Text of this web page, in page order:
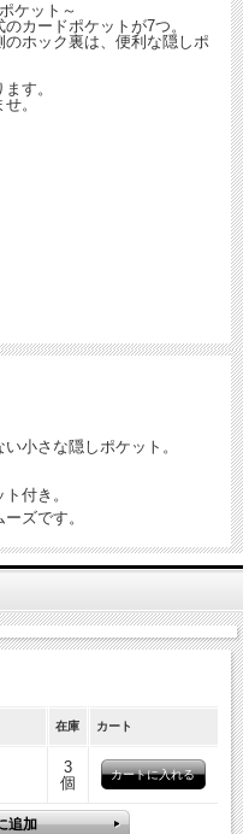
ケット～
カードポケットが7つ。
ホック裏は、便利な隠しポ
す。
。
小さな隠しポケット。
付き。
ズです。
在庫 カート
3
個